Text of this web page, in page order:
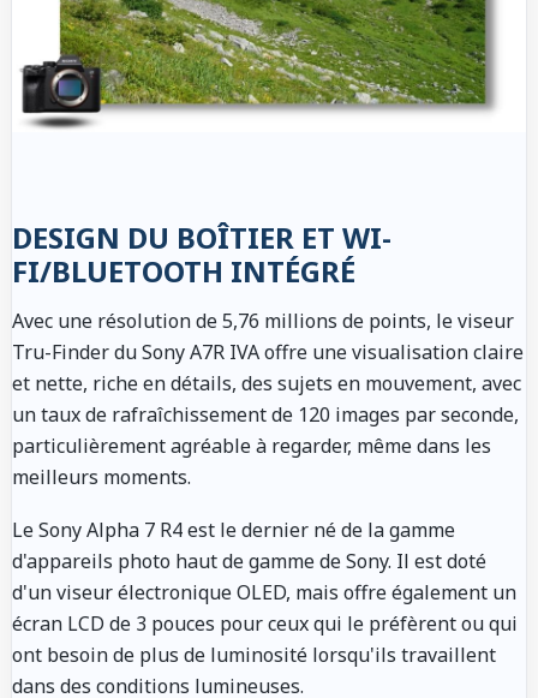
DESIGN DU BOÎTIER ET WI-
FI/BLUETOOTH INTÉGRÉ
Avec une résolution de 5,76 millions de points, le viseur
Tru-Finder du Sony A7R IVA offre une visualisation claire
et nette, riche en détails, des sujets en mouvement, avec
un taux de rafraîchissement de 120 images par seconde,
particulièrement agréable à regarder, même dans les
meilleurs moments.
Le Sony Alpha 7 R4 est le dernier né de la gamme
d'appareils photo haut de gamme de Sony. Il est doté
d'un viseur électronique OLED, mais offre également un
écran LCD de 3 pouces pour ceux qui le préfèrent ou qui
ont besoin de plus de luminosité lorsqu'ils travaillent
dans des conditions lumineuses.